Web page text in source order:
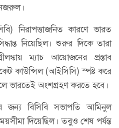
নিরাপত্তাজনিত কারণে ভারত
নিয়েছিল। শুরুর দিকে তারা
ম্যাচ আয়োজনের প্রস্তাব
কাউন্সিল (আইসিসি) স্পষ্ট করে
ভারতেই অংশগ্রহণ করতে হবে।
জন্য বিসিবি সভাপতি আমিনুল
দিয়েছিল। তবুও শেষ পর্যন্ত